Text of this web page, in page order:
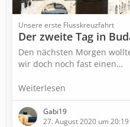
Unsere erste Flusskreuzfahrt
Der zweite Tag in
Den nächsten Morgen
wir doch noch fast einen…
Weiterlesen
Gabi19
27. August 2020 um 20:19